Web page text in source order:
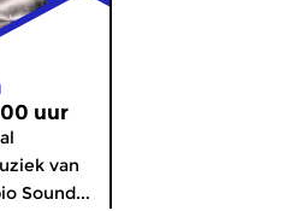
uur
van
Sound...